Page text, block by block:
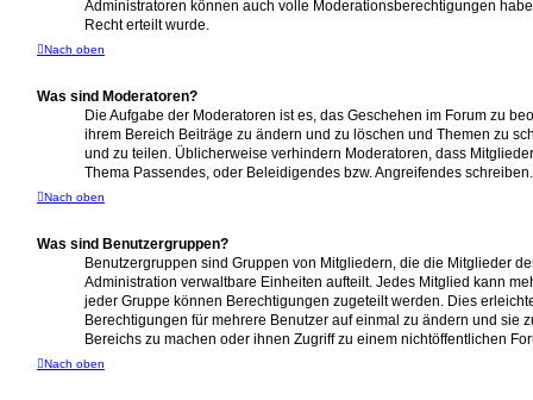
Administratoren können auch volle Moderationsberechtigungen
Recht erteilt wurde.
Nach oben
Was sind Moderatoren?
Die Aufgabe der Moderatoren ist es, das Geschehen im Forum zu
ihrem Bereich Beiträge zu ändern und zu löschen und Themen zu
und zu teilen. Üblicherweise verhindern Moderatoren, dass
Thema Passendes, oder Beleidigendes bzw. Angreifendes schreiben.
Nach oben
Was sind Benutzergruppen?
Benutzergruppen sind Gruppen von Mitgliedern, die die Mitglieder
Administration verwaltbare Einheiten aufteilt. Jedes Mitglied kann
jeder Gruppe können Berechtigungen zugeteilt werden. Dies
Berechtigungen für mehrere Benutzer auf einmal zu ändern und sie
Bereichs zu machen oder ihnen Zugriff zu einem nichtöffentlichen
Nach oben